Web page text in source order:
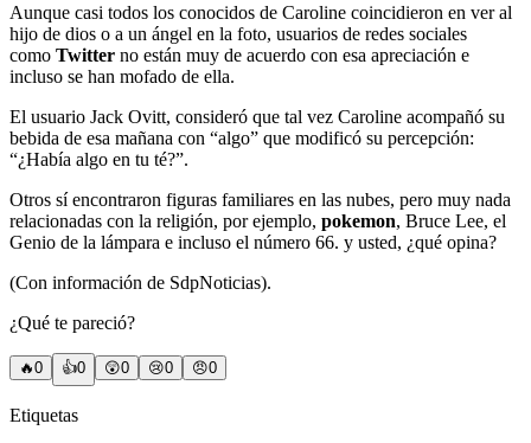
Aunque casi todos los conocidos de Caroline coincidieron en ver al
hijo de dios o a un ángel en la foto, usuarios de redes sociales
como Twitter no están muy de acuerdo con esa apreciación e
incluso se han mofado de ella.
El usuario Jack Ovitt, consideró que tal vez Caroline acompañó su
bebida de esa mañana con “algo” que modificó su percepción:
“¿Había algo en tu té?”.
Otros sí encontraron figuras familiares en las nubes, pero muy nada
relacionadas con la religión, por ejemplo, pokemon, Bruce Lee, el
Genio de la lámpara e incluso el número 66. y usted, ¿qué opina?
(Con información de SdpNoticias).
¿Qué te pareció?
🔥0 👍0 😲0 😢0 😠0
Etiquetas